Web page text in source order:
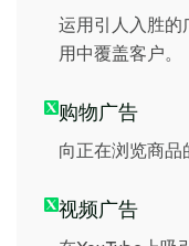
运用引人入胜的
用中覆盖客户。
购物广告
向正在浏览商品
视频广告